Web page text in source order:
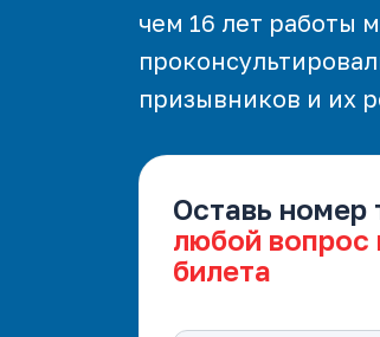
чем 16 лет работы
призывников и их
Оставь номер
любой вопрос
билета